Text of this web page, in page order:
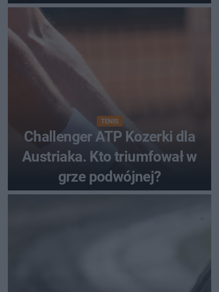
finałem Tour de Pologne
TENIS
Challenger ATP Kozerki dla
Austriaka. Kto triumfował w
grze podwójnej?